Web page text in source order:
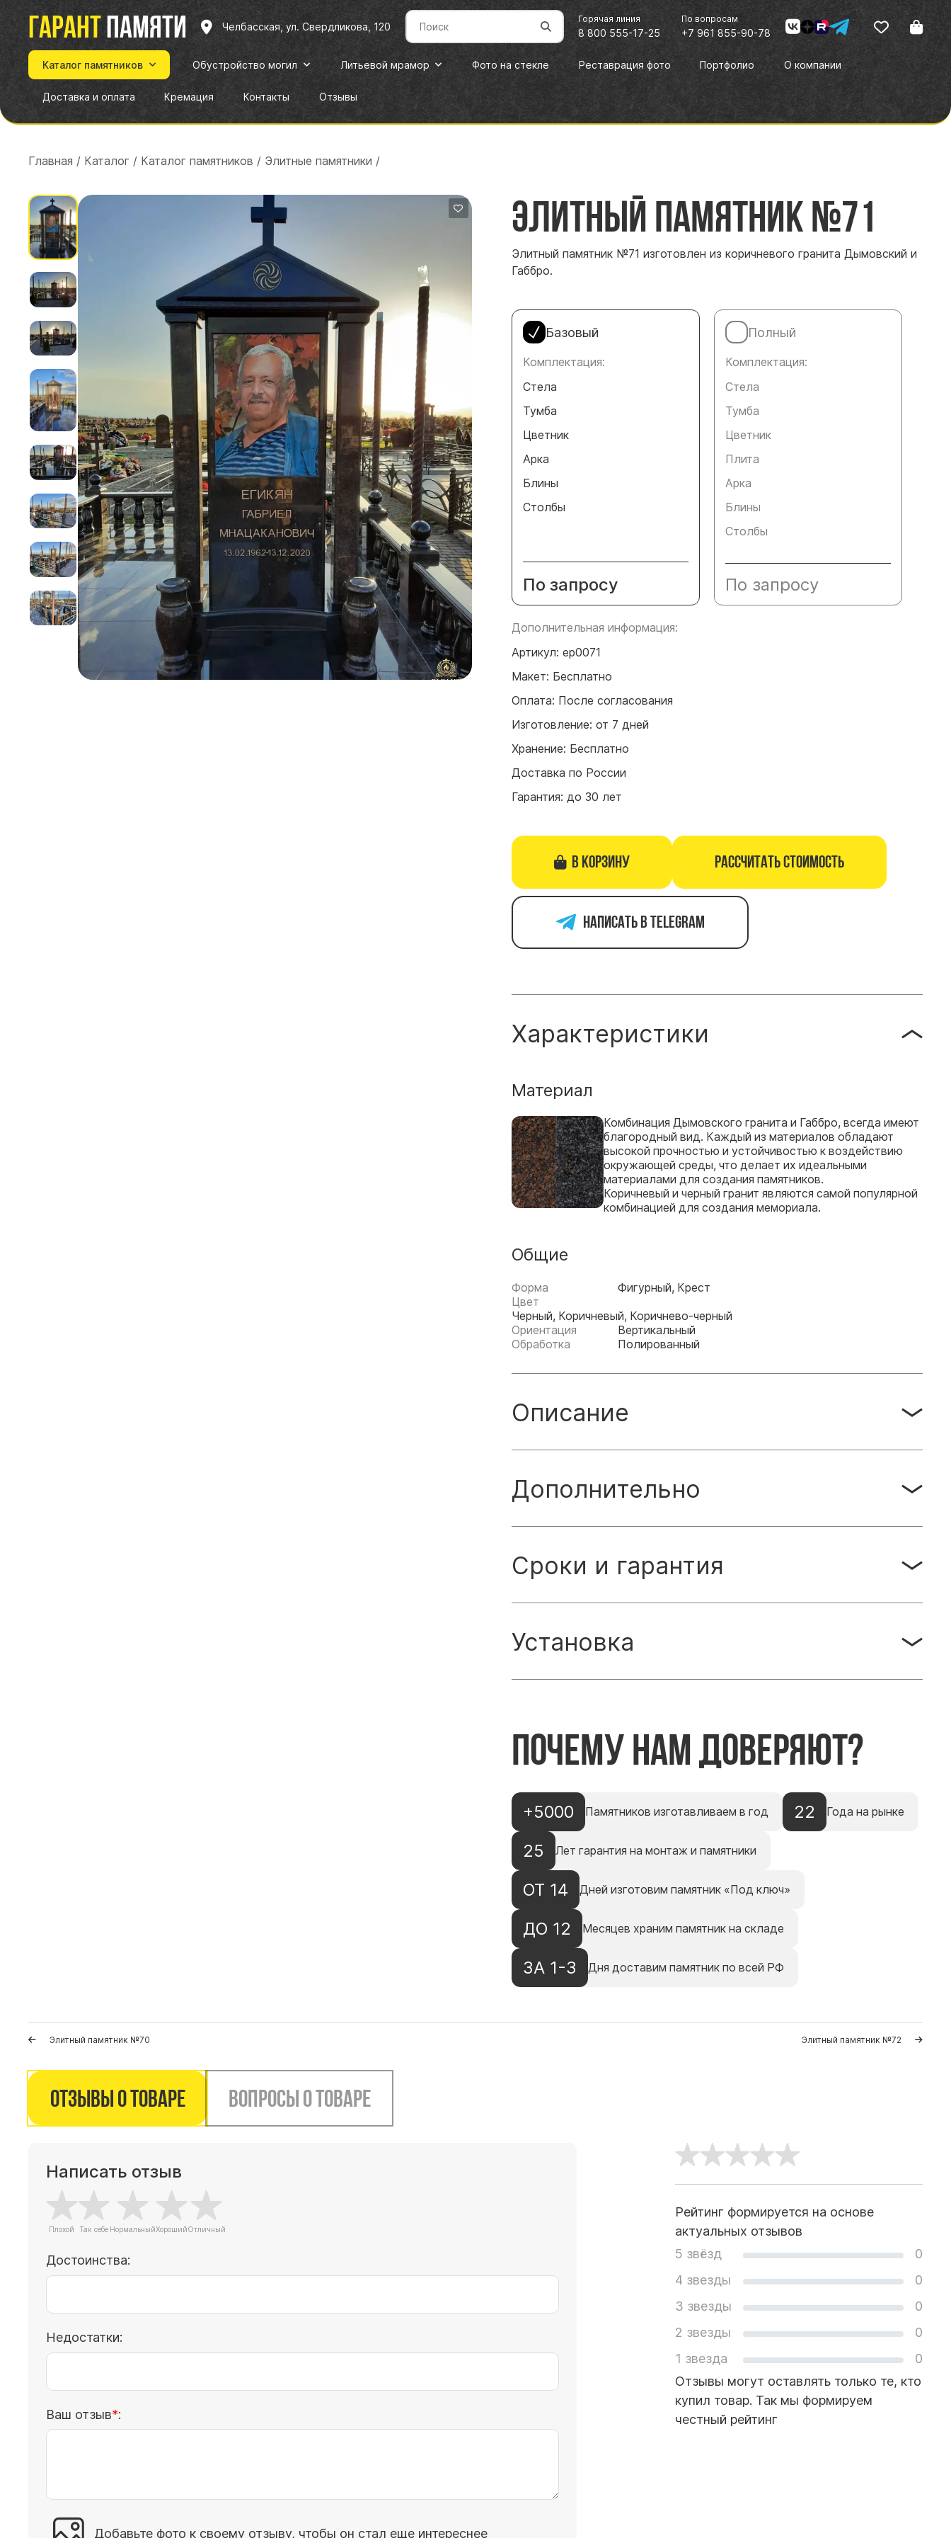
Гарантпамяти Челбасская, ул. Свердликова, 120
Горячая линия
8 800 555-17-25
По вопросам
+7 961 855-90-78
Каталог памятников Обустройство могил Литьевой мрамор Фото на стекле Реставрация фото Портфолио О компании
Доставка и оплата Кремация Контакты Отзывы
Главная / Каталог / Каталог памятников / Элитные памятники /
Элитный памятник №71
Элитный памятник №71 изготовлен из коричневого гранита Дымовский и
Габбро.
Базовый
Комплектация:
Стела
Тумба
Цветник
Арка
Блины
Столбы
По запросу
Полный
Комплектация:
Стела
Тумба
Цветник
Плита
Арка
Блины
Столбы
По запросу
Дополнительная информация:
Артикул: ep0071
Макет: Бесплатно
Оплата: После согласования
Изготовление: от 7 дней
Хранение: Бесплатно
Доставка по России
Гарантия: до 30 лет
В корзину Рассчитать стоимость
Написать в telegram
Характеристики
Материал
Комбинация Дымовского гранита и Габбро, всегда имеют
благородный вид. Каждый из материалов обладают
высокой прочностью и устойчивостью к воздействию
окружающей среды, что делает их идеальными
материалами для создания памятников.
Коричневый и черный гранит являются самой популярной
комбинацией для создания мемориала.
Общие
Форма
Фигурный, Крест
Цвет
Черный, Коричневый, Коричнево-черный
Ориентация
Вертикальный
Обработка
Полированный
Описание
Дополнительно
Сроки и гарантия
Установка
Почему нам доверяют?
+5000 Памятников изготавливаем в год 22 Года на рынке
25 Лет гарантия на монтаж и памятники
ОТ 14 Дней изготовим памятник «Под ключ»
ДО 12 Месяцев храним памятник на складе
ЗА 1-3 Дня доставим памятник по всей РФ
Элитный памятник №70 Элитный памятник №72
Отзывы о товаре Вопросы о товаре
Рейтинг формируется на основе
актуальных отзывов
5 звёзд
0
4 звезды
0
3 звезды
0
2 звезды
0
1 звезда
0
Отзывы могут оставлять только те, кто
купил товар. Так мы формируем
честный рейтинг
Написать отзыв
Достоинства:
Недостатки:
Ваш отзыв :
Добавьте фото к своему отзыву, чтобы он стал еще интереснее